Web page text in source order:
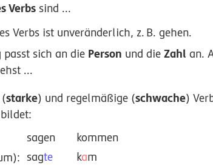
Verbs sind ...
Verbs ist unveränderlich, z. B. gehen.
passt sich an die Person und dieZahl an.
...
(starke) und regelmäßige (schwache)
bildet:
sagen kommen
sagte kam